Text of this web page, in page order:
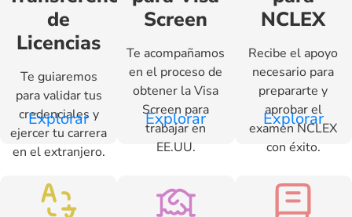
de
Licencias
Te guiaremos
para validar tus
credenciales y
ejercer tu carrera
en el extranjero.
Explorar
Screen
Te acompañamos
en el proceso de
obtener la Visa
Screen para
trabajar en
EE.UU.
Explorar
NCLEX
Recibe el apoyo
necesario para
prepararte y
aprobar el
examen NCLEX
con éxito.
Explorar